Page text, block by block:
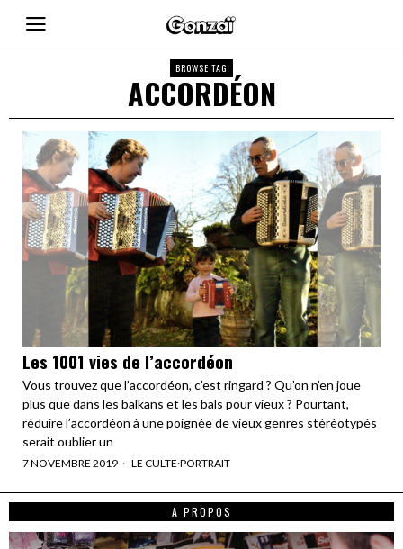
BROWSE TAG
ACCORDÉON
Les 1001 vies de l’accordéon
Vous trouvez que l’accordéon, c’est ringard ? Qu’on n’en joue
plus que dans les balkans et les bals pour vieux ? Pourtant,
réduire l’accordéon à une poignée de vieux genres stéréotypés
serait oublier un
7 NOVEMBRE 2019 LE CULTE·PORTRAIT
A PROPOS